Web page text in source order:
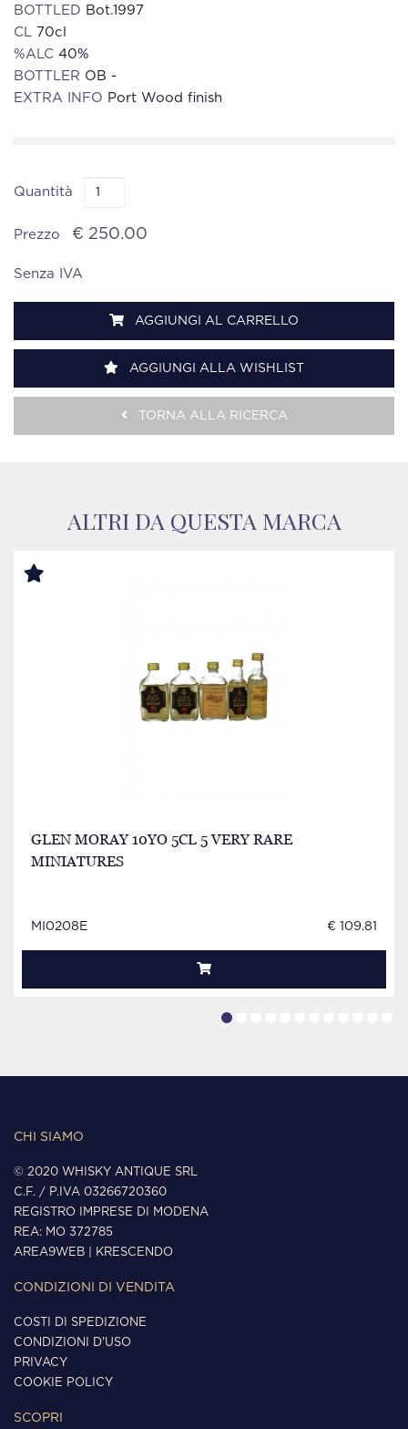
BOTTLED Bot.1997
CL 70cl
%ALC 40%
BOTTLER OB -
EXTRA INFO Port Wood finish
Quantità
Prezzo € 250.00
Senza IVA
AGGIUNGI AL CARRELLO
AGGIUNGI ALLA WISHLIST
TORNA ALLA RICERCA
ALTRI DA QUESTA MARCA
GLEN MORAY 10YO 5CL 5 VERY RARE
MINIATURES
MI0208E € 109.81
CHI SIAMO
© 2020 WHISKY ANTIQUE SRL
C.F. / P.IVA 03266720360
REGISTRO IMPRESE DI MODENA
REA: MO 372785
AREA9WEB
KRESCENDO
CONDIZIONI DI VENDITA
COSTI DI SPEDIZIONE
CONDIZIONI D'USO
PRIVACY
COOKIE POLICY
SCOPRI